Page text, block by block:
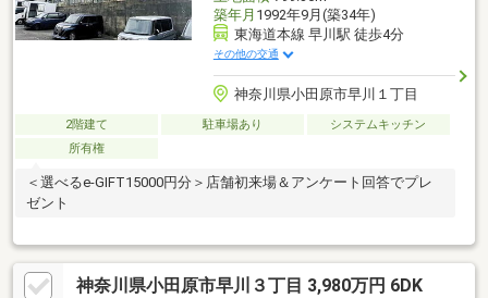
築年月 1992年9月(築34年)
東海道本線 早川駅 徒歩4分
その他の交通
神奈川県小田原市早川１丁目
2階建て 駐車場あり
システムキッチン
所有権
＜選べるe-GIFT15000円分＞店舗初来場＆アンケート回答でプレ
ゼント
神奈川県小田原市早川３丁目 3,980万円 6DK